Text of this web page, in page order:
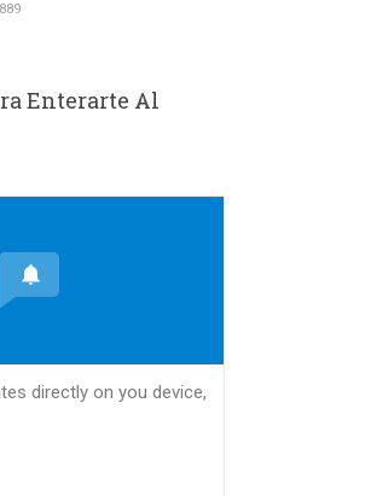
Enterarte Al
directly on you device,